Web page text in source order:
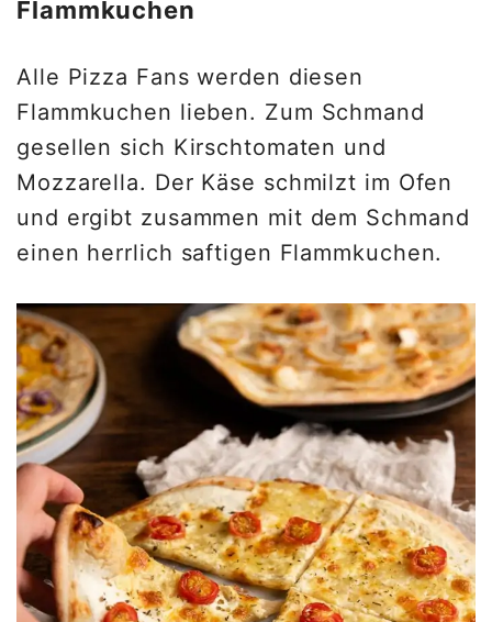
Flammkuchen
Alle Pizza Fans werden diesen
Flammkuchen lieben. Zum Schmand
gesellen sich Kirschtomaten und
Mozzarella. Der Käse schmilzt im Ofen
und ergibt zusammen mit dem Schmand
einen herrlich saftigen Flammkuchen.